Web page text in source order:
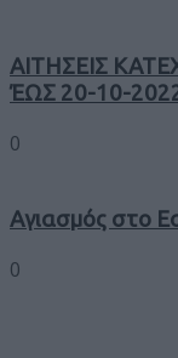
ΑΙΤΗΣΕΙΣ
ΈΩΣ 20-10-
0
Αγιασμός στο
0